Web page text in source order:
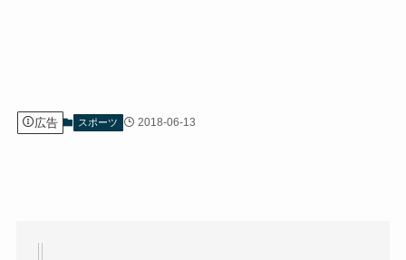
広告 スポーツ 2018-06-13